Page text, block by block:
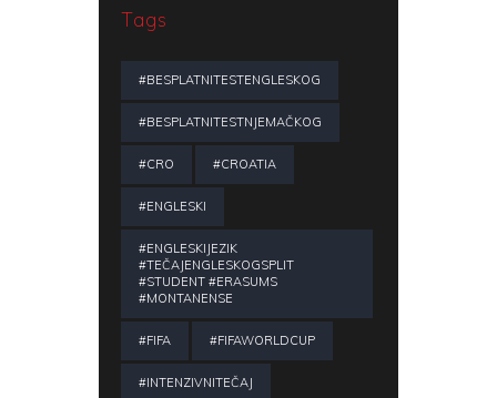
Tags
#BESPLATNITESTENGLESKOG
#BESPLATNITESTNJEMAČKOG
#CRO #CROATIA
#ENGLESKI
#ENGLESKIJEZIK
#TEČAJENGLESKOGSPLIT
#STUDENT #ERASUMS
#MONTANENSE
#FIFA #FIFAWORLDCUP
#INTENZIVNITEČAJ